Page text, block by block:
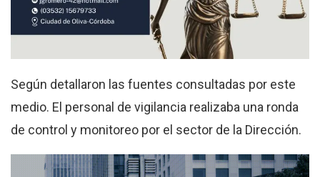
Según detallaron las fuentes consultadas por este
medio. El personal de vigilancia realizaba una ronda
de control y monitoreo por el sector de la Dirección.